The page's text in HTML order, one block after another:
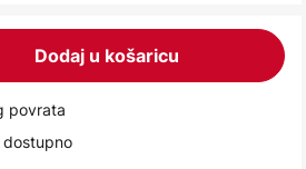
Dodaj u košaricu
povrata
dostupno